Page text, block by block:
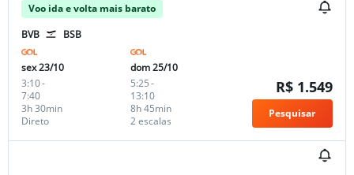
Voo ida e volta mais barato
BVB
BSB
sex 23/10
3:10-
7:40
Direto
3h 30min
dom 25/10
5:25-
13:10
2 escalas
8h 45min
R$ 1.549
Pesquisar